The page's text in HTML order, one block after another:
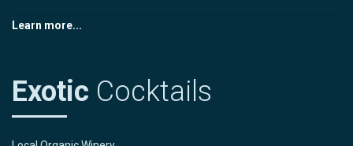
Learn more...
Exotic Cocktails